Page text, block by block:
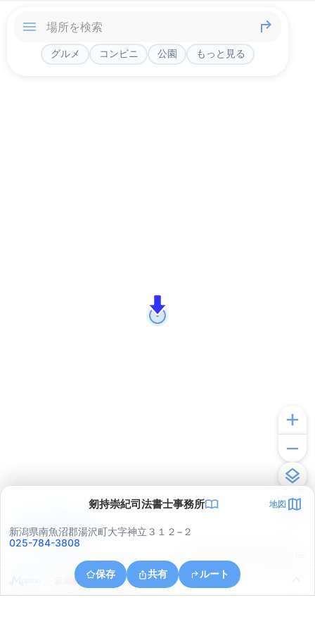
グルメ コンビニ 公園 もっと見る
剱持崇紀司法書士事務所 地図
新潟県南魚沼郡湯沢町大字神立３１２−２
025-784-3808
保存 共有 ルート
新潟県南魚沼郡湯沢町神立
アプリで見る